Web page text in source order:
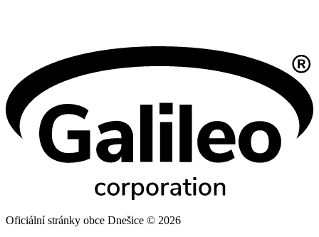
Oficiální stránky obce Dnešice © 2026